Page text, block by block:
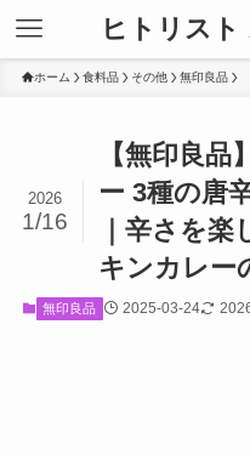
ヒトリスト
ホーム 食料品 その他 無印良品
【無印良
ー 3種の唐
｜辛さを
キンカレー
2026
1/16
無印良品 2025-03-24